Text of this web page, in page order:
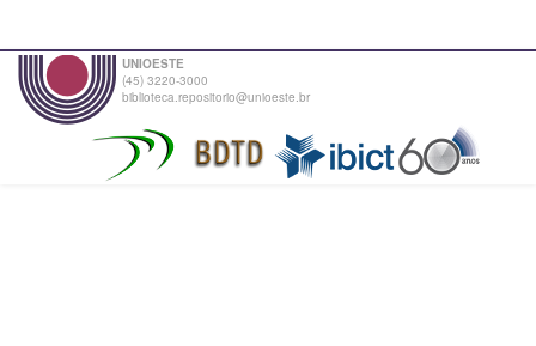
UNIOESTE
(45) 3220-3000
biblioteca.repositorio@unioeste.br